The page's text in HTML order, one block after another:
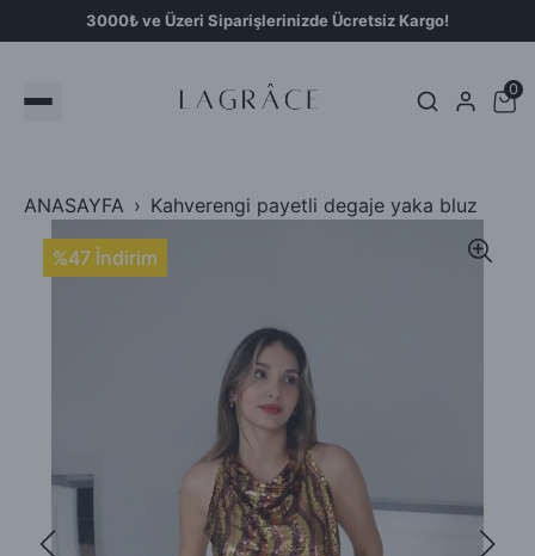
3000₺ ve Üzeri Siparişlerinizde Ücretsiz Kargo!
0
ANASAYFA Kahverengi payetli degaje yaka bluz
%47 İndirim